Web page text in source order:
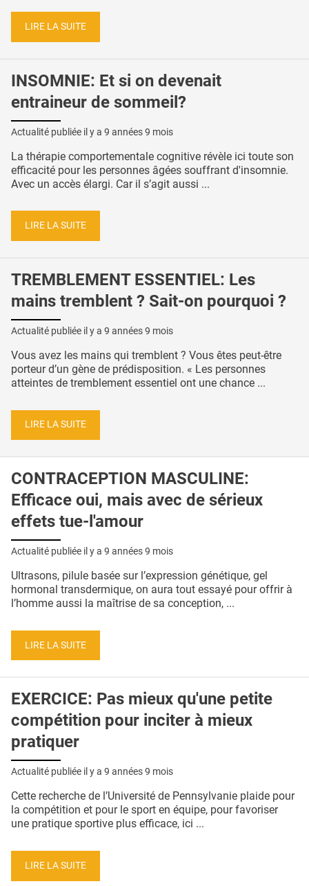
LIRE LA SUITE
INSOMNIE: Et si on devenait
entraineur de sommeil?
Actualité publiée il y a 9 années 9 mois
La thérapie comportementale cognitive révèle ici toute son
efficacité pour les personnes âgées souffrant d'insomnie.
Avec un accès élargi. Car il s’agit aussi ...
LIRE LA SUITE
TREMBLEMENT ESSENTIEL: Les
mains tremblent ? Sait-on pourquoi ?
Actualité publiée il y a 9 années 9 mois
Vous avez les mains qui tremblent ? Vous êtes peut-être
porteur d’un gène de prédisposition. « Les personnes
atteintes de tremblement essentiel ont une chance ...
LIRE LA SUITE
CONTRACEPTION MASCULINE:
Efficace oui, mais avec de sérieux
effets tue-l'amour
Actualité publiée il y a 9 années 9 mois
Ultrasons, pilule basée sur l’expression génétique, gel
hormonal transdermique, on aura tout essayé pour offrir à
l’homme aussi la maîtrise de sa conception, ...
LIRE LA SUITE
EXERCICE: Pas mieux qu'une petite
compétition pour inciter à mieux
pratiquer
Actualité publiée il y a 9 années 9 mois
Cette recherche de l’Université de Pennsylvanie plaide pour
la compétition et pour le sport en équipe, pour favoriser
une pratique sportive plus efficace, ici ...
LIRE LA SUITE